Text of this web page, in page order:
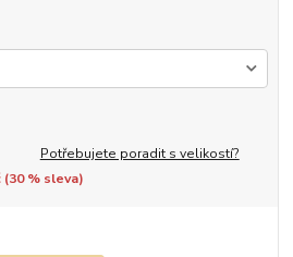
Potřebujete poradit s velikostí?
(30% sleva)